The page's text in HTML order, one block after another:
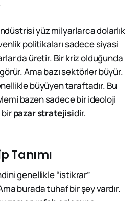
yüz milyarlarca dolarlık
politikaları sadece siyasi
da üretir. Bir kriz olduğunda
Ama bazı sektörler büyür.
büyüyen taraftadır. Bu
bazen sadece bir ideoloji
birpazar stratejisidir.
Tanımı
genellikle “istikrar”
burada tuhaf bir şey vardır.